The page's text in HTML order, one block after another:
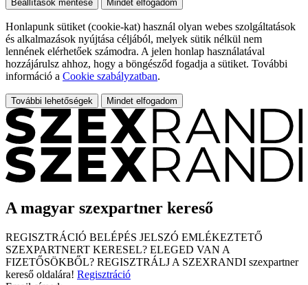
Beállítások mentése Mindet elfogadom
Honlapunk sütiket (cookie-kat) használ olyan webes szolgáltatások
és alkalmazások nyújtása céljából, melyek sütik nélkül nem
lennének elérhetőek számodra. A jelen honlap használatával
hozzájárulsz ahhoz, hogy a böngésződ fogadja a sütiket. További
információ a Cookie szabályzatban.
További lehetőségek Mindet elfogadom
A magyar szexpartner kereső
REGISZTRÁCIÓ BELÉPÉS JELSZÓ EMLÉKEZTETŐ
SZEXPARTNERT KERESEL? ELEGED VAN A
FIZETŐSÖKBŐL? REGISZTRÁLJ A SZEXRANDI szexpartner
kereső oldalára! Regisztráció